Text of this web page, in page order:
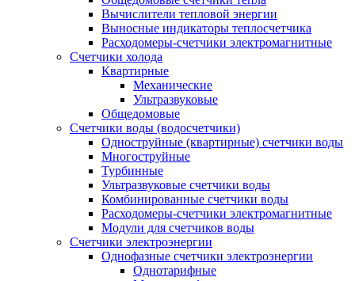
Вычислители тепловой энергии
Выносные индикаторы теплосчетчика
Расходомеры-счетчики электромагнитные
Счетчики холода
Квартирные
Механические
Ультразвуковые
Общедомовые
Счетчики воды (водосчетчики)
Одноструйные (квартирные) счетчики воды
Многоструйные
Турбинные
Ультразвуковые счетчики воды
Комбинированные счетчики воды
Расходомеры-счетчики электромагнитные
Модули для счетчиков воды
Счетчики электроэнергии
Однофазные счетчики электроэнергии
Однотарифные